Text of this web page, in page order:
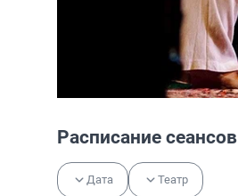
Расписание сеансов
Дата Театр